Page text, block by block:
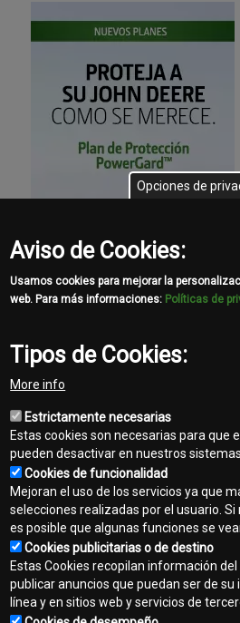
Footer
Contacto
Mapa del sitio
Opciones de
Aviso de Cookies:
Usamos cookies para mejorar la
web. Para más informaciones: Políticas de
Tipos de Cookies:
More info
Estrictamente necesarias
Estas cookies son necesarias para que
pueden desactivar en nuestros sistemas.
Cookies de funcionalidad
Mejoran el uso de los servicios ya que
selecciones realizadas por el usuario.
es posible que algunas funciones se
Cookies publicitarias o de destino
Estas Cookies recopilan información
publicar anuncios que puedan ser de su
línea y en sitios web y servicios de